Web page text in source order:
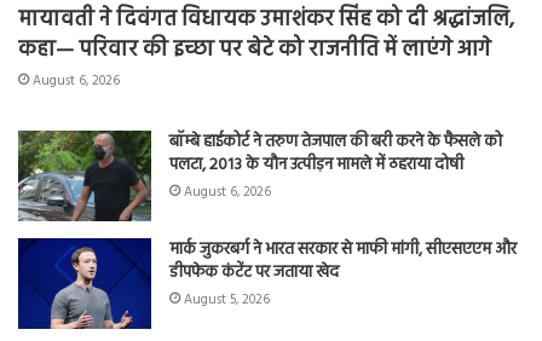
मायावती ने दिवंगत विधायक उमाशंकर सिंह को दी श्रद्धांजलि,
कहा— परिवार की इच्छा पर बेटे को राजनीति में लाएंगे आगे
August 6, 2026
बॉम्बे हाईकोर्ट ने तरुण तेजपाल की बरी करने के फैसले को
पलटा, 2013 के यौन उत्पीड़न मामले में ठहराया दोषी
August 6, 2026
मार्क जुकरबर्ग ने भारत सरकार से माफी मांगी, सीएसएएम और
डीपफेक कंटेंट पर जताया खेद
August 5, 2026